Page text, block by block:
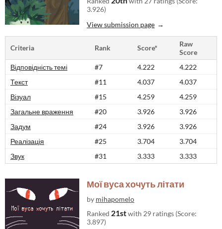
3.926)
View submission page
Criteria Rank Score*
Raw
Score
Відповідність темі
#7 4.222
4.222
Текст
#11 4.037
4.037
Візуал
#15 4.259
4.259
Загальне враження
#20 3.926
3.926
Задум
#24 3.926
3.926
Реалізація
#25 3.704
3.704
Звук
#31 3.333 3.333
Мої вуса хочуть літати
by mihapomelo
Ranked 21stwith 29 ratings (Score:
3.897)